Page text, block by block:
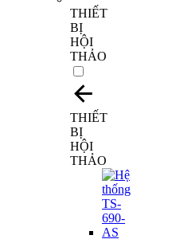
THIẾT
BỊ
HỘI
THẢO
THIẾT
BỊ
HỘI
THẢO